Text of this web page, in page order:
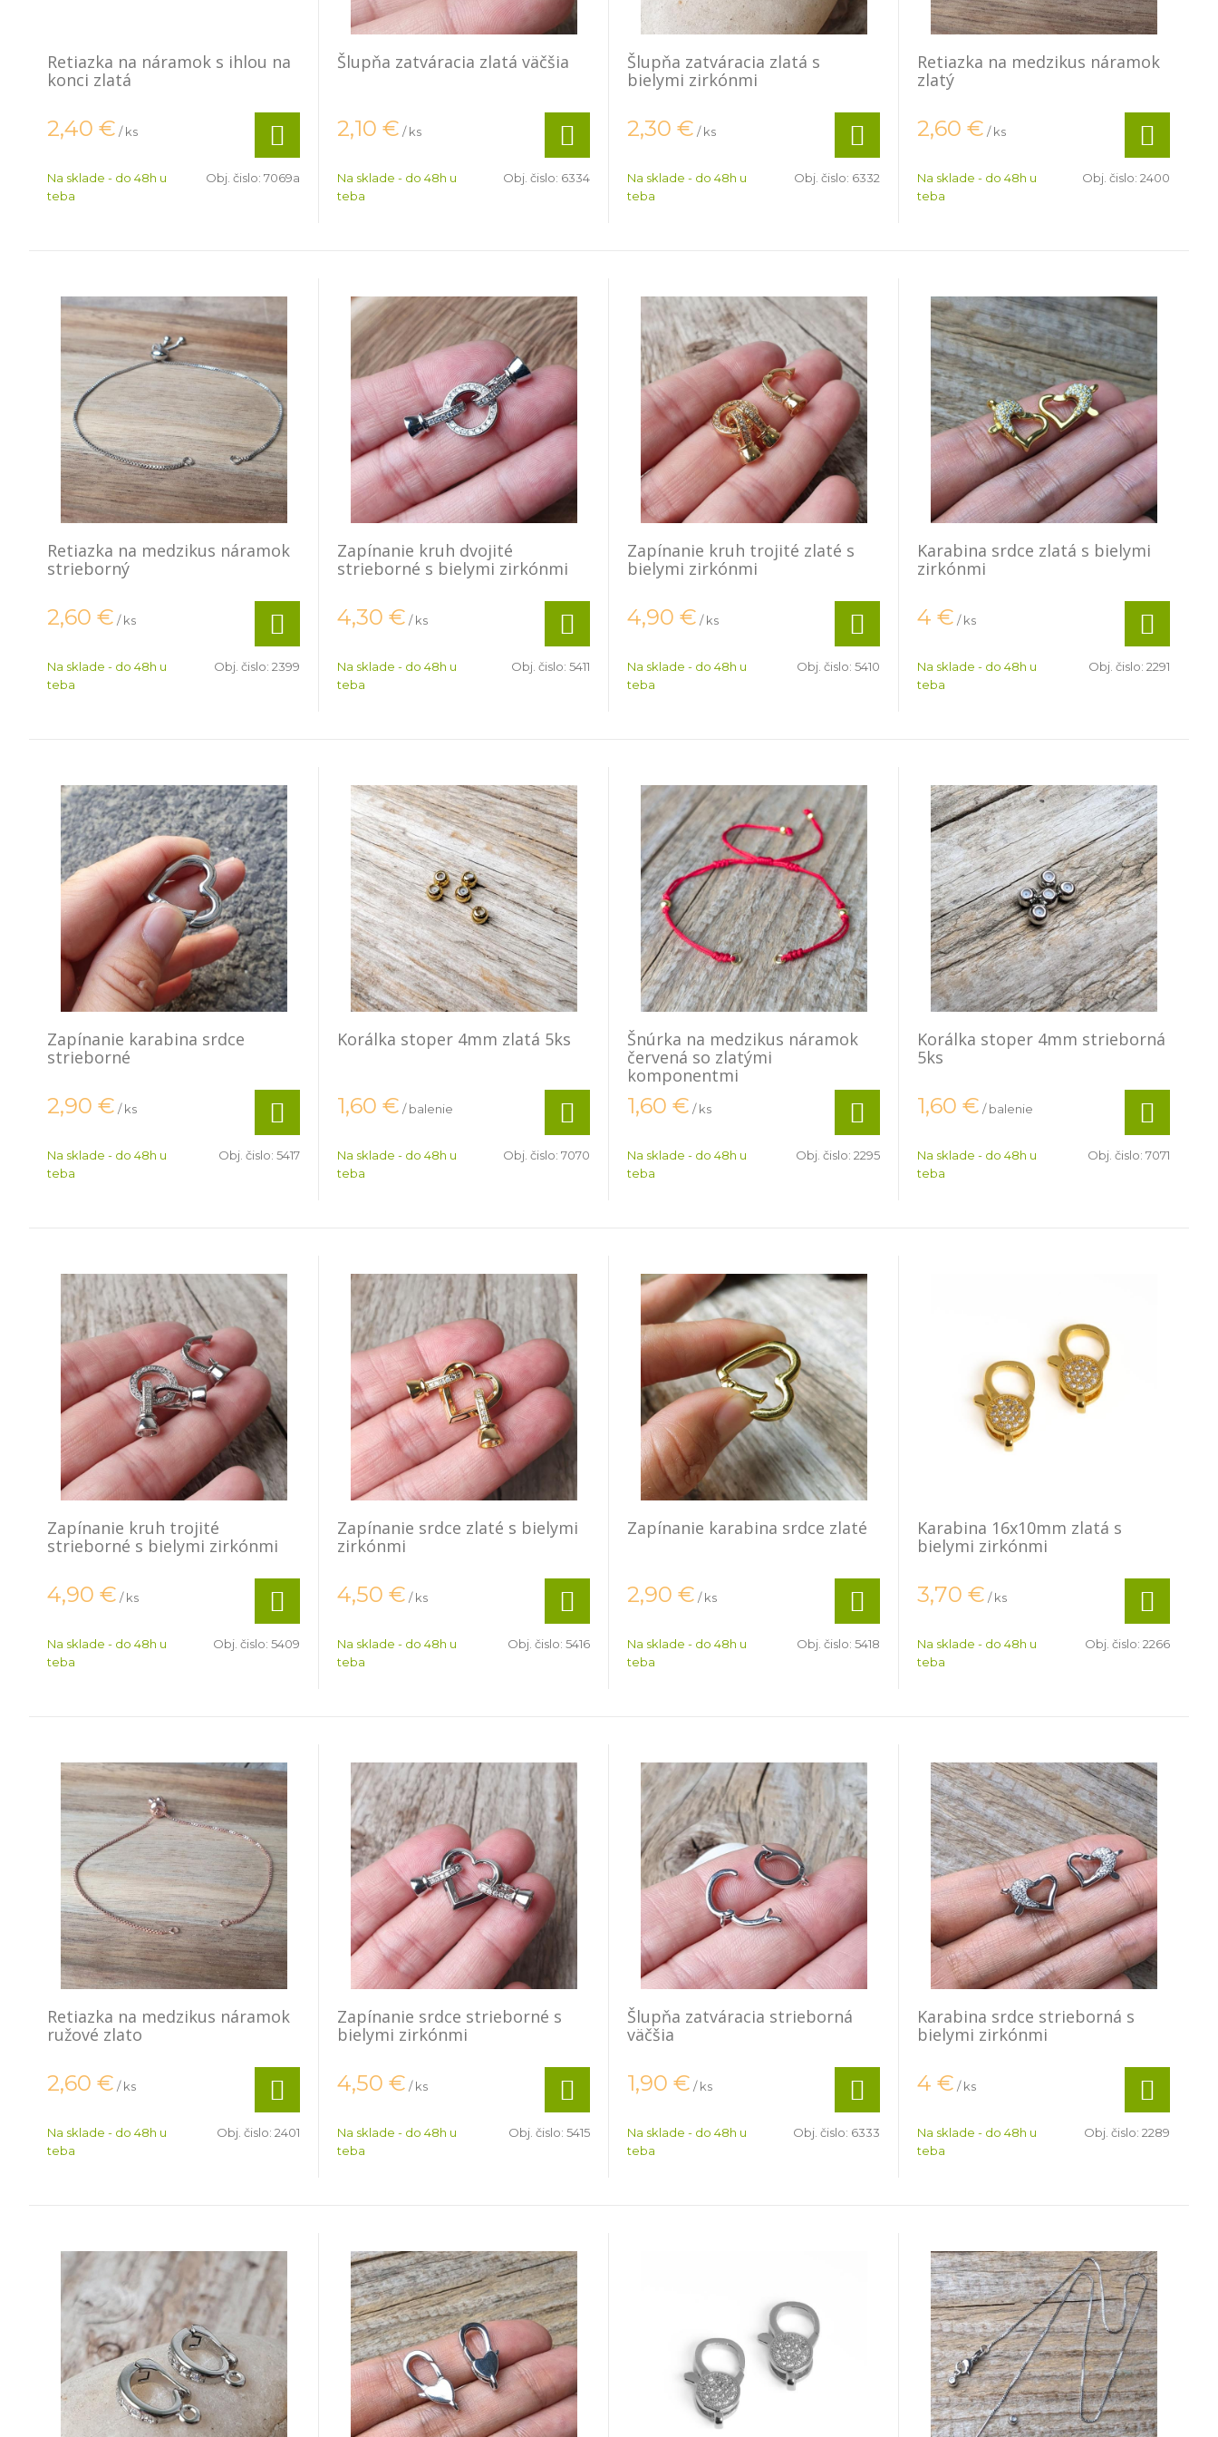
Retiazka na náramok s ihlou na
konci zlatá
2,40 € / ks
Na sklade - do 48h u
teba
Obj. čislo: 7069a
Šlupňa zatváracia zlatá väčšia
2,10 € / ks
Na sklade - do 48h u
teba
Obj. čislo: 6334
Šlupňa zatváracia zlatá s
bielymi zirkónmi
2,30 € / ks
Na sklade - do 48h u
teba
Obj. čislo: 6332
Retiazka na medzikus náramok
zlatý
2,60 € / ks
Na sklade - do 48h u
teba
Obj. čislo: 2400
Retiazka na medzikus náramok
strieborný
2,60 € / ks
Na sklade - do 48h u
teba
Obj. čislo: 2399
Zapínanie kruh dvojité
strieborné s bielymi zirkónmi
4,30 € / ks
Na sklade - do 48h u
teba
Obj. čislo: 5411
Zapínanie kruh trojité zlaté s
bielymi zirkónmi
4,90 € / ks
Na sklade - do 48h u
teba
Obj. čislo: 5410
Karabina srdce zlatá s bielymi
zirkónmi
4 € / ks
Na sklade - do 48h u
teba
Obj. čislo: 2291
Zapínanie karabina srdce
strieborné
2,90 € / ks
Na sklade - do 48h u
teba
Obj. čislo: 5417
Korálka stoper 4mm zlatá 5ks
1,60 € / balenie
Na sklade - do 48h u
teba
Obj. čislo: 7070
Šnúrka na medzikus náramok
červená so zlatými
komponentmi
1,60 € / ks
Na sklade - do 48h u
teba
Obj. čislo: 2295
Korálka stoper 4mm strieborná
5ks
1,60 € / balenie
Na sklade - do 48h u
teba
Obj. čislo: 7071
Zapínanie kruh trojité
strieborné s bielymi zirkónmi
4,90 € / ks
Na sklade - do 48h u
teba
Obj. čislo: 5409
Zapínanie srdce zlaté s bielymi
zirkónmi
4,50 € / ks
Na sklade - do 48h u
teba
Obj. čislo: 5416
Zapínanie karabina srdce zlaté
2,90 € / ks
Na sklade - do 48h u
teba
Obj. čislo: 5418
Karabina 16x10mm zlatá s
bielymi zirkónmi
3,70 € / ks
Na sklade - do 48h u
teba
Obj. čislo: 2266
Retiazka na medzikus náramok
ružové zlato
2,60 € / ks
Na sklade - do 48h u
teba
Obj. čislo: 2401
Zapínanie srdce strieborné s
bielymi zirkónmi
4,50 € / ks
Na sklade - do 48h u
teba
Obj. čislo: 5415
Šlupňa zatváracia strieborná
väčšia
1,90 € / ks
Na sklade - do 48h u
teba
Obj. čislo: 6333
Karabina srdce strieborná s
bielymi zirkónmi
4 € / ks
Na sklade - do 48h u
teba
Obj. čislo: 2289